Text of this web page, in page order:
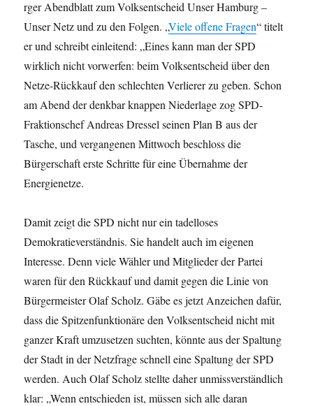
rger Abendblatt zum Volksentscheid Unser Hamburg –
Unser Netz und zu den Folgen. „Viele offene Fragen“ titelt
er und schreibt einleitend: „Eines kann man der SPD
wirklich nicht vorwerfen: beim Volksentscheid über den
Netze-Rückkauf den schlechten Verlierer zu geben. Schon
am Abend der denkbar knappen Niederlage zog SPD-
Fraktionschef Andreas Dressel seinen Plan B aus der
Tasche, und vergangenen Mittwoch beschloss die
Bürgerschaft erste Schritte für eine Übernahme der
Energienetze.
Damit zeigt die SPD nicht nur ein tadelloses
Demokratieverständnis. Sie handelt auch im eigenen
Interesse. Denn viele Wähler und Mitglieder der Partei
waren für den Rückkauf und damit gegen die Linie von
Bürgermeister Olaf Scholz. Gäbe es jetzt Anzeichen dafür,
dass die Spitzenfunktionäre den Volksentscheid nicht mit
ganzer Kraft umzusetzen suchten, könnte aus der Spaltung
der Stadt in der Netzfrage schnell eine Spaltung der SPD
werden. Auch Olaf Scholz stellte daher unmissverständlich
klar: „Wenn entschieden ist, müssen sich alle daran